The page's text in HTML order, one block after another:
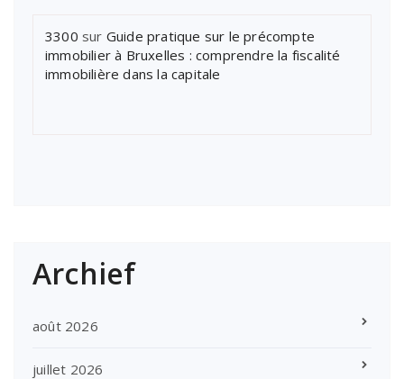
3300 sur Guide pratique sur le précompte
immobilier à Bruxelles : comprendre la fiscalité
immobilière dans la capitale
Archief
août 2026
juillet 2026